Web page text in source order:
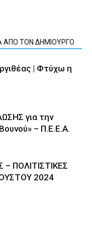
ΑΠΟ ΤΟΝ ΔΗΜΙΟΥΡΓΟ
| Φτύχω η
για την
– Π.Ε.Ε.Α.
ΠΟΛΙΤΙΣΤΙΚΕΣ
2024